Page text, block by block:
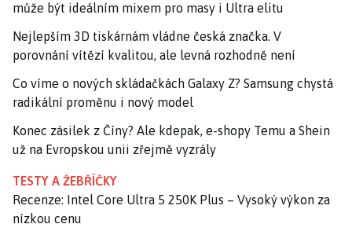
může být ideálním mixem pro masy i Ultra elitu
Nejlepším 3D tiskárnám vládne česká značka. V
porovnání vítězí kvalitou, ale levná rozhodně není
Co víme o nových skládačkách Galaxy Z? Samsung chystá
radikální proměnu i nový model
Konec zásilek z Číny? Ale kdepak, e-shopy Temu a Shein
už na Evropskou unii zřejmě vyzrály
TESTY A ŽEBŘÍČKY
Recenze: Intel Core Ultra 5 250K Plus – Vysoký výkon za
nízkou cenu